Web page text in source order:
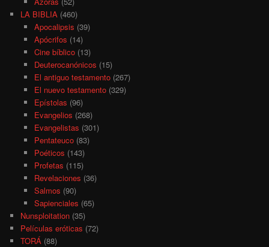
LA BIBLIA (460)
Apocalipsis (39)
Apócrifos (14)
Cine bíblico(13)
Deuterocanónicos (15)
El antiguo testamento(267)
El nuevo testamento(329)
Epístolas (96)
Evangelios (268)
Evangelistas (301)
Pentateuco(83)
Poéticos (143)
Profetas (115)
Revelaciones (36)
Salmos (90)
Sapienciales (65)
Nunsploitation (35)
Películas eróticas (72)
TORÁ (88)